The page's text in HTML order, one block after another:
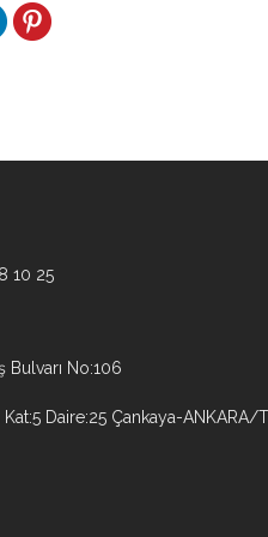
10 25
Bulvarı No:106
Daire:25 Çankaya-ANKARA/